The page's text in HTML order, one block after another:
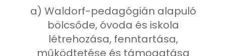
a) Waldorf-pedagógián alapuló
bölcsőde, óvoda és iskola
létrehozása, fenntartása,
működtetése és támogatása